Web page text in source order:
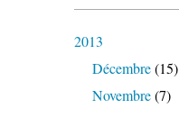
2013
Décembre(15)
Novembre(7)